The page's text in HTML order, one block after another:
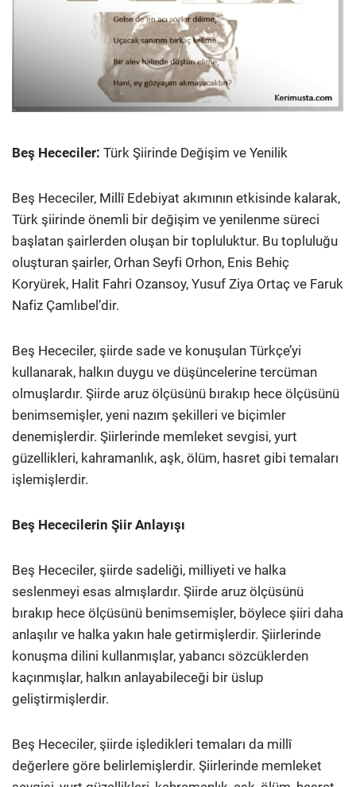
Beş Hececiler: Türk Şiirinde Değişim ve Yenilik
Beş Hececiler, Millî Edebiyat akımının etkisinde kalarak,
Türk şiirinde önemli bir değişim ve yenilenme süreci
başlatan şairlerden oluşan bir topluluktur. Bu topluluğu
oluşturan şairler, Orhan Seyfi Orhon, Enis Behiç
Koryürek, Halit Fahri Ozansoy, Yusuf Ziya Ortaç ve Faruk
Nafiz Çamlıbel’dir.
Beş Hececiler, şiirde sade ve konuşulan Türkçe’yi
kullanarak, halkın duygu ve düşüncelerine tercüman
olmuşlardır. Şiirde aruz ölçüsünü bırakıp hece ölçüsünü
benimsemişler, yeni nazım şekilleri ve biçimler
denemişlerdir. Şiirlerinde memleket sevgisi, yurt
güzellikleri, kahramanlık, aşk, ölüm, hasret gibi temaları
işlemişlerdir.
Beş Hececilerin Şiir Anlayışı
Beş Hececiler, şiirde sadeliği, milliyeti ve halka
seslenmeyi esas almışlardır. Şiirde aruz ölçüsünü
bırakıp hece ölçüsünü benimsemişler, böylece şiiri daha
anlaşılır ve halka yakın hale getirmişlerdir. Şiirlerinde
konuşma dilini kullanmışlar, yabancı sözcüklerden
kaçınmışlar, halkın anlayabileceği bir üslup
geliştirmişlerdir.
Beş Hececiler, şiirde işledikleri temaları da millî
değerlere göre belirlemişlerdir. Şiirlerinde memleket